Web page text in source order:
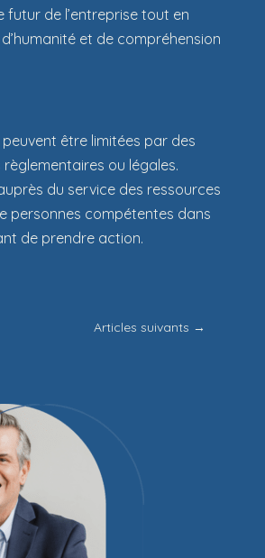
futur de l’entreprise tout en
et de compréhension
peuvent être limitées par des
ou légales.
du service des ressources
personnes compétentes dans
de prendre action.
Articles suivants →